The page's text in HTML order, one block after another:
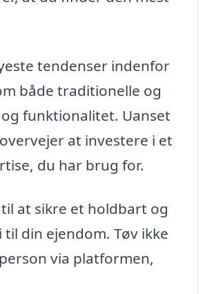
tendenser indenfor
både traditionelle og
funktionalitet. Uanset
at investere i et
du har brug for.
at sikre et holdbart og
din ejendom. Tøv ikke
via platformen,